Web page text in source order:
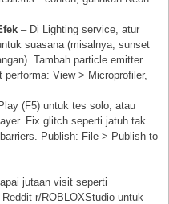
– Di Lighting service, atur
suasana (misalnya, sunset
Tambah particle emitter
View > Microprofiler,
(F5) untuk tes solo, atau
Fix glitch seperti jatuh tak
Publish: File > Publish to
jutaan visit seperti
r/ROBLOXStudio untuk